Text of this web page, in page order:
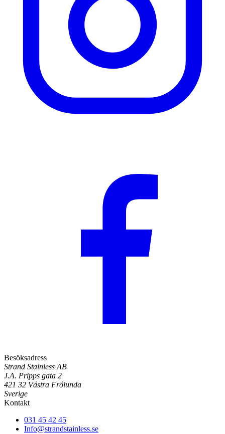
Besöksadress
Strand Stainless AB
J.A. Pripps gata 2
421 32 Västra Frölunda
Sverige
Kontakt
031 45 42 45
Info@strandstainless.se